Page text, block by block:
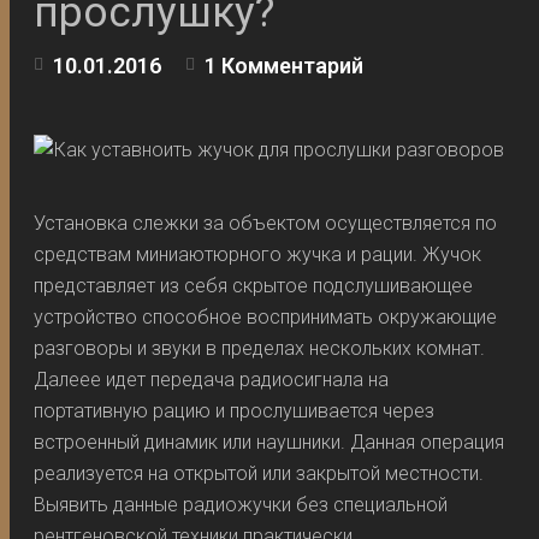
прослушку?
10.01.2016 1 Комментарий
Установка слежки за объектом осуществляется по
средствам миниаютюрного жучка и рации. Жучок
представляет из себя скрытое подслушивающее
устройство способное воспринимать окружающие
разговоры и звуки в пределах нескольких комнат.
Далеее идет передача радиосигнала на
портативную рацию и прослушивается через
встроенный динамик или наушники. Данная операция
реализуется на открытой или закрытой местности.
Выявить данные радиожучки без специальной